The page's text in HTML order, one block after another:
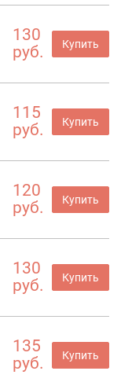
130
руб.
Купить
115
руб.
Купить
120
руб.
Купить
130
руб.
Купить
135
руб.
Купить